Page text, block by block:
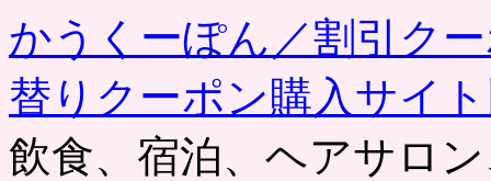
かうくーぽん／割引ク
替りクーポン購入サイ
飲食、宿泊、ヘアサロ